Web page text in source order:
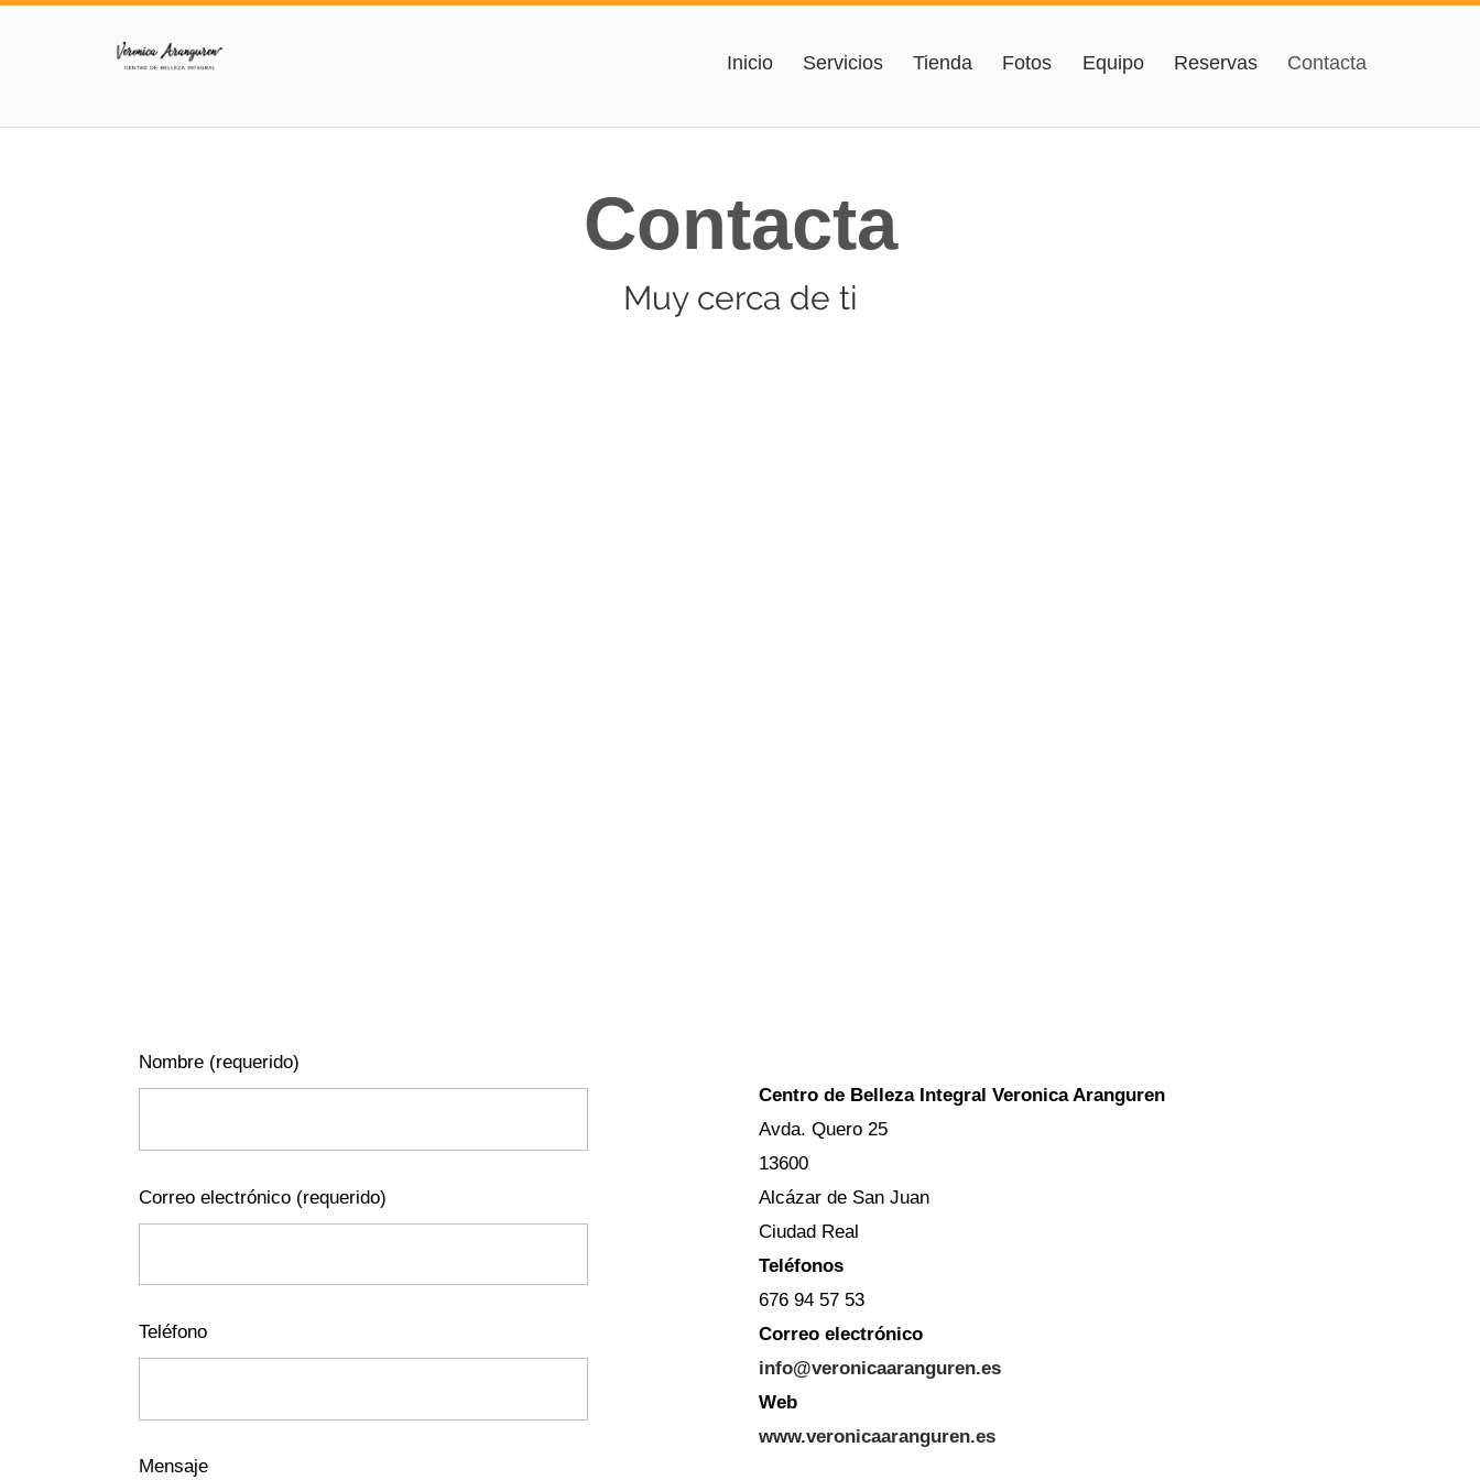
Inicio Servicios Tienda Fotos Equipo Reservas Contacta
Contacta
Muy cerca de ti
Nombre (requerido)
Correo electrónico (requerido)
Teléfono
Mensaje
Centro de Belleza Integral Veronica Aranguren
Avda. Quero 25
13600
Alcázar de San Juan
Ciudad Real
Teléfonos
676 94 57 53
Correo electrónico
info@veronicaaranguren.es
Web
www.veronicaaranguren.es